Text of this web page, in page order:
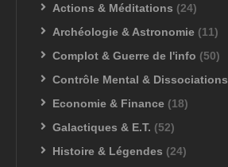
Actions & Méditations (24)
Archéologie & Astronomie (11)
Complot & Guerre de l'info (50)
Contrôle Mental & Dissociations
Economie & Finance (18)
Galactiques & E.T. (52)
Histoire & Légendes (24)